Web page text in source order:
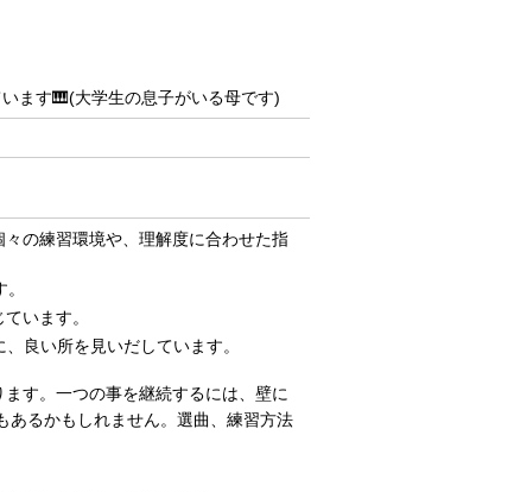
ます🎹(大学生の息子がいる母です)
の練習環境や、理解度に合わせた指
います。
良い所を見いだしています。
す。一つの事を継続するには、壁に
あるかもしれません。選曲、練習方法